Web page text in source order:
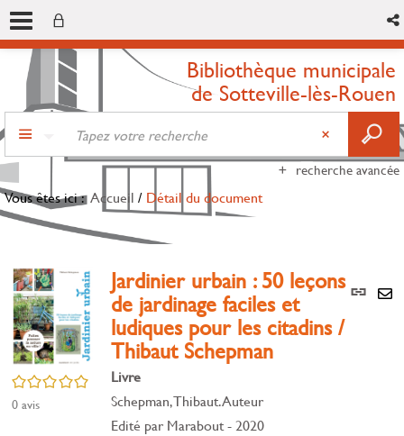
Bibliothèque municipale
de Sotteville-lès-Rouen
recherche avancée
Vous êtes ici : Accueil / Détail du document
Lien
/5
0avis
Jardinier urbain : 50 leçons
de jardinage faciles et
ludiques pour les citadins /
Thibaut Schepman
Livre
Schepman, Thibaut. Auteur
Edité par Marabout- 2020